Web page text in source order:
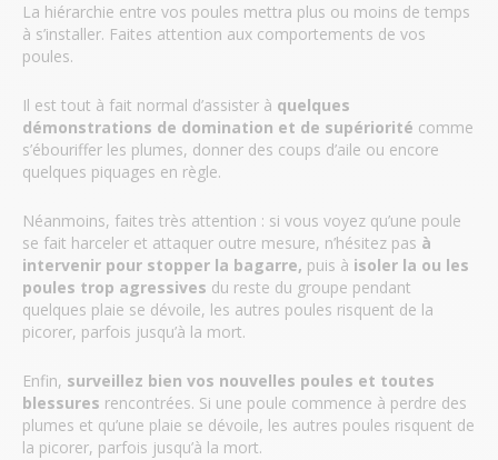
La hiérarchie entre vos poules mettra plus ou moins de temps
à s’installer. Faites attention aux comportements de vos
poules.
Il est tout à fait normal d’assister à quelques
démonstrations de domination et de supériorité comme
s’ébouriffer les plumes, donner des coups d’aile ou encore
quelques piquages en règle.
Néanmoins, faites très attention : si vous voyez qu’une poule
se fait harceler et attaquer outre mesure, n’hésitez pas à
intervenir pour stopper la bagarre, puis à isoler la ou les
poules trop agressives du reste du groupe pendant
quelques plaie se dévoile, les autres poules risquent de la
picorer, parfois jusqu’à la mort.
Enfin, surveillez bien vos nouvelles poules et toutes
blessures rencontrées. Si une poule commence à perdre des
plumes et qu’une plaie se dévoile, les autres poules risquent de
la picorer, parfois jusqu’à la mort.